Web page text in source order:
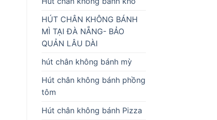
HÚT CHÂN KHÔNG BÁNH
MÌ TẠI ĐÀ NẴNG- BẢO
QUẢN LÂU DÀI
hút chân không bánh mỳ
Hút chân không bánh phồng
tôm
Hút chân không bánh Pizza